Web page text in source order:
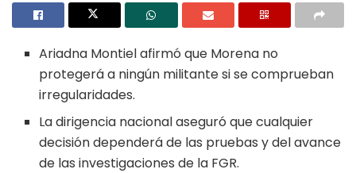
Ariadna Montiel afirmó que Morena no
protegerá a ningún militante si se comprueban
irregularidades.
La dirigencia nacional aseguró que cualquier
decisión dependerá de las pruebas y del avance
de las investigaciones de la FGR.